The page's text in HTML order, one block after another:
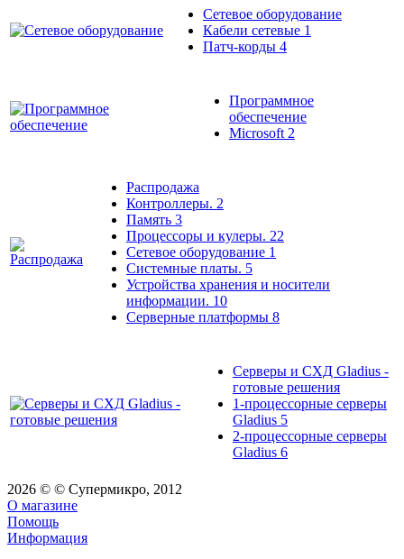
Сетевое оборудование
Кабели сетевые 1
Патч-корды 4
Программное
обеспечение
Microsoft 2
Распродажа
Контроллеры. 2
Память 3
Процессоры и кулеры. 22
Сетевое оборудование 1
Системные платы. 5
Устройства хранения и носители
информации. 10
Серверные платформы 8
Серверы и СХД Gladius -
готовые решения
1-процессорные серверы
Gladius 5
2-процессорные серверы
Gladius 6
2026 © © Супермикро, 2012
О магазине
Помощь
Информация